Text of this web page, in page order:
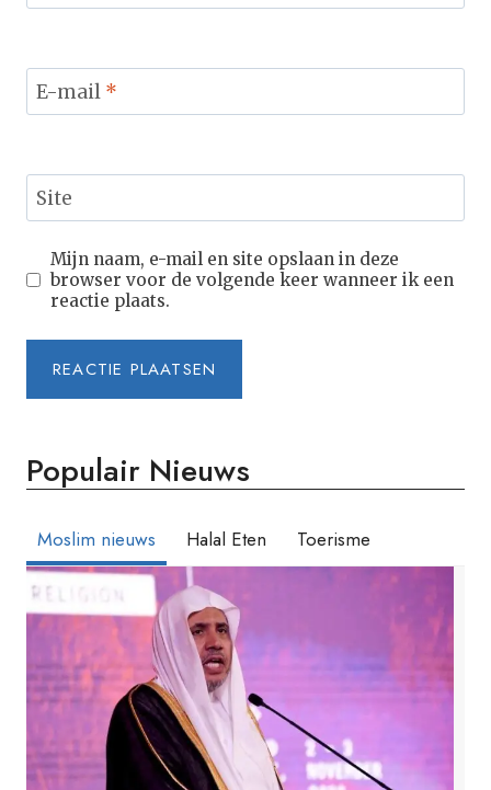
E-mail *
Site
Mijn naam, e-mail en site opslaan in deze
browser voor de volgende keer wanneer ik een
reactie plaats.
Populair Nieuws
Moslim nieuws Halal Eten Toerisme